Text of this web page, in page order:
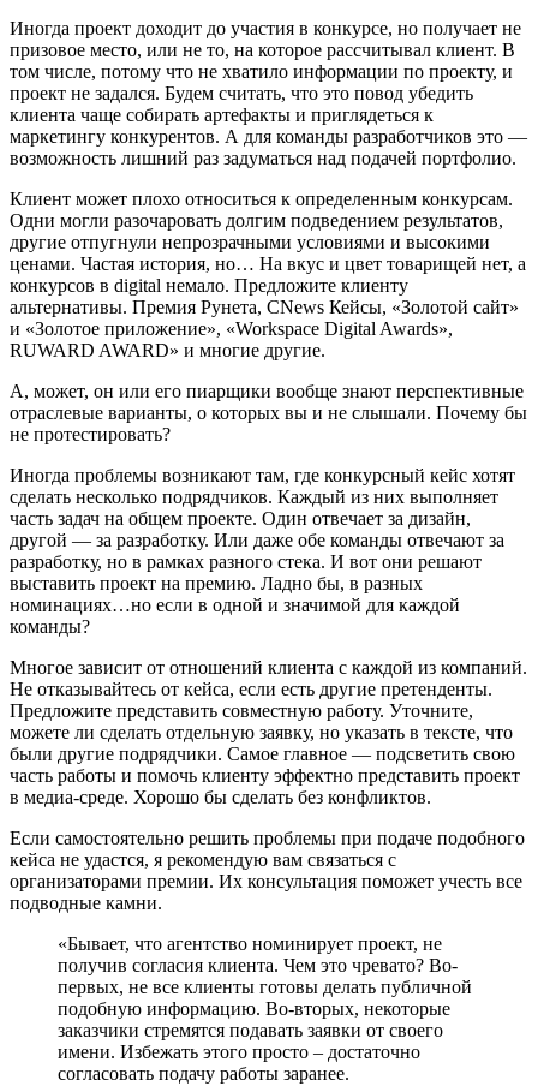
Иногда проект доходит до участия в конкурсе, но получает не
призовое место, или не то, на которое рассчитывал клиент. В
том числе, потому что не хватило информации по проекту, и
проект не задался. Будем считать, что это повод убедить
клиента чаще собирать артефакты и приглядеться к
маркетингу конкурентов. А для команды разработчиков это —
возможность лишний раз задуматься над подачей портфолио.
Клиент может плохо относиться к определенным конкурсам.
Одни могли разочаровать долгим подведением результатов,
другие отпугнули непрозрачными условиями и высокими
ценами. Частая история, но… На вкус и цвет товарищей нет, а
конкурсов в digital немало. Предложите клиенту
альтернативы. Премия Рунета, CNews Кейсы, «Золотой сайт»
и «Золотое приложение», «Workspace Digital Awards»,
RUWARD AWARD» и многие другие.
А, может, он или его пиарщики вообще знают перспективные
отраслевые варианты, о которых вы и не слышали. Почему бы
не протестировать?
Иногда проблемы возникают там, где конкурсный кейс хотят
сделать несколько подрядчиков. Каждый из них выполняет
часть задач на общем проекте. Один отвечает за дизайн,
другой — за разработку. Или даже обе команды отвечают за
разработку, но в рамках разного стека. И вот они решают
выставить проект на премию. Ладно бы, в разных
номинациях…но если в одной и значимой для каждой
команды?
Многое зависит от отношений клиента с каждой из компаний.
Не отказывайтесь от кейса, если есть другие претенденты.
Предложите представить совместную работу. Уточните,
можете ли сделать отдельную заявку, но указать в тексте, что
были другие подрядчики. Самое главное — подсветить свою
часть работы и помочь клиенту эффектно представить проект
в медиа-среде. Хорошо бы сделать без конфликтов.
Если самостоятельно решить проблемы при подаче подобного
кейса не удастся, я рекомендую вам связаться с
организаторами премии. Их консультация поможет учесть все
подводные камни.
«Бывает, что агентство номинирует проект, не
получив согласия клиента. Чем это чревато? Во-
первых, не все клиенты готовы делать публичной
подобную информацию. Во-вторых, некоторые
заказчики стремятся подавать заявки от своего
имени. Избежать этого просто – достаточно
согласовать подачу работы заранее.